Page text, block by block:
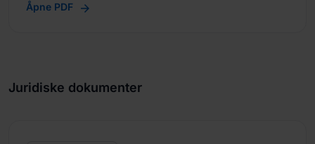
Åpne PDF
Juridiske dokumenter